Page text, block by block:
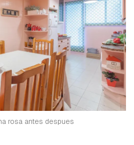
rosa antes despues